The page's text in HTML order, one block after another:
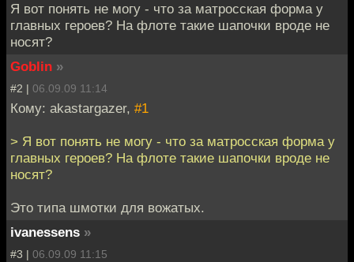
Я вот понять не могу - что за матросская форма у
главных героев? На флоте такие шапочки вроде не
носят?
Goblin »
#2 | 06.09.09 11:14
Кому: akastargazer, #1
> Я вот понять не могу - что за матросская форма у
главных героев? На флоте такие шапочки вроде не
носят?
Это типа шмотки для вожатых.
ivanessens »
#3 | 06.09.09 11:15